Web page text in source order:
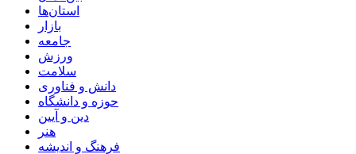
استان‌ها
بازار
جامعه
ورزش
سلامت
دانش و فناوری
حوزه و دانشگاه
دین و آیین
هنر
فرهنگ و اندیشه